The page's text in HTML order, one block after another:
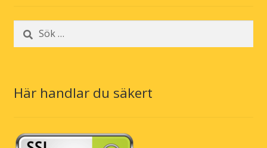
Sök
efter:
Här handlar du säkert